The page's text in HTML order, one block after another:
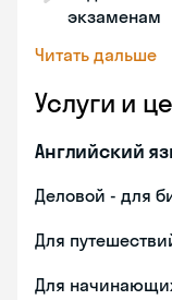
экзаменам
Читать дальше
Услуги и
Английский
Деловой - для
Для
Для